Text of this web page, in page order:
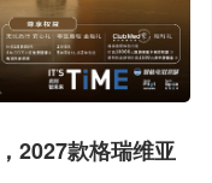
2027款格瑞维亚